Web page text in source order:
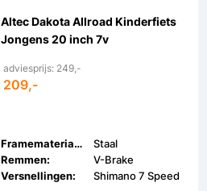
Altec Dakota Allroad Kinderfiets
Jongens 20 inch 7v
adviesprijs: 249,-
209,-
Framemateriaal:
Staal
Remmen:
V-Brake
Versnellingen:
Shimano 7 Speed